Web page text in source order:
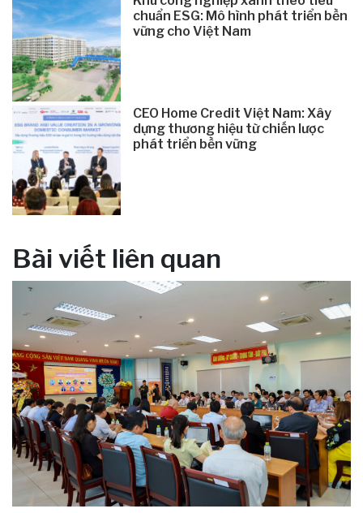
chuẩn ESG: Mô hình phát triển bền
vững cho Việt Nam
CEO Home Credit Việt Nam: Xây
dựng thương hiệu từ chiến lược
phát triển bền vững
Bài viết liên quan